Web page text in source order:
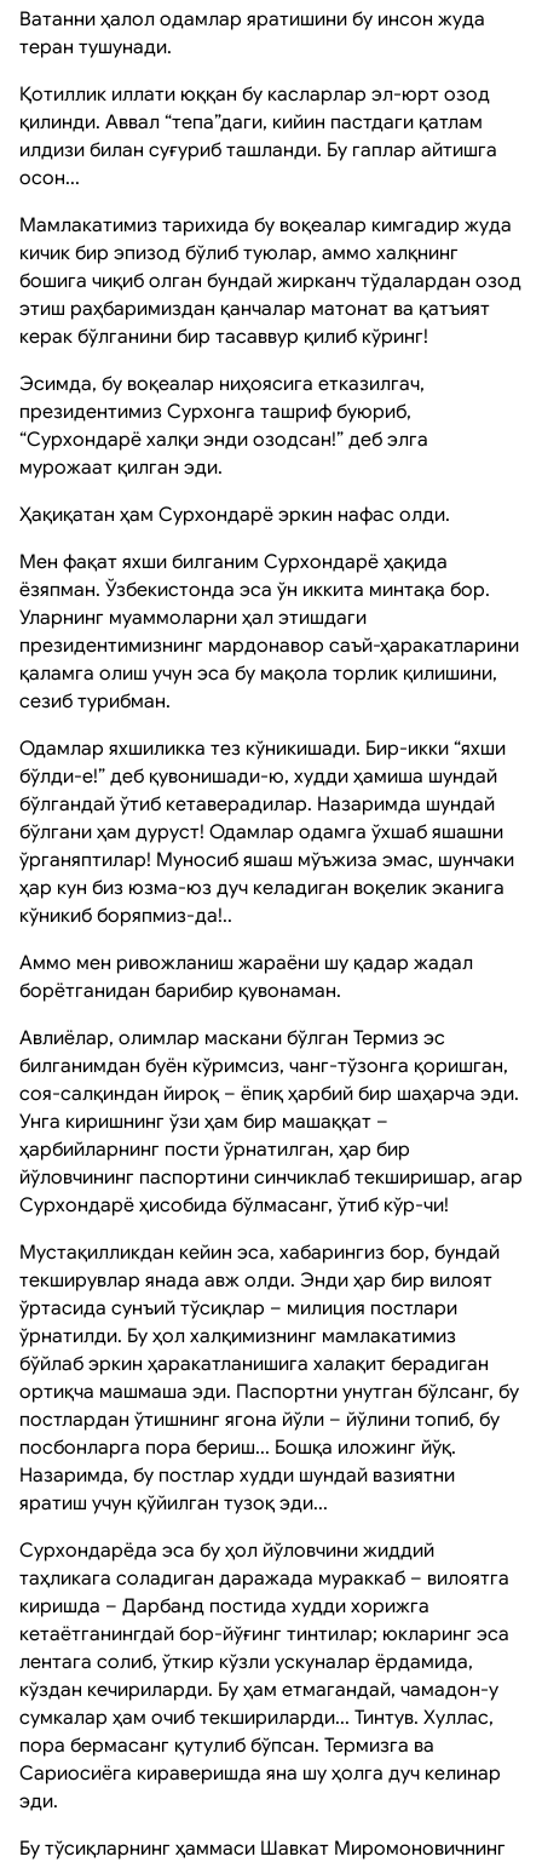
Ватанни ҳалол одамлар яратишини бу инсон жуда
теран тушунади.
Қотиллик иллати юққан бу касларлар эл-юрт озод
қилинди. Аввал “тепа”даги, кийин пастдаги қатлам
илдизи билан суғуриб ташланди. Бу гаплар айтишга
осон...
Мамлакатимиз тарихида бу воқеалар кимгадир жуда
кичик бир эпизод бўлиб туюлар, аммо халқнинг
бошига чиқиб олган бундай жирканч тўдалардан озод
этиш раҳбаримиздан қанчалар матонат ва қатъият
керак бўлганини бир тасаввур қилиб кўринг!
Эсимда, бу воқеалар ниҳоясига етказилгач,
президентимиз Сурхонга ташриф буюриб,
“Сурхондарё халқи энди озодсан!” деб элга
мурожаат қилган эди.
Ҳақиқатан ҳам Сурхондарё эркин нафас олди.
Мен фақат яхши билганим Сурхондарё ҳақида
ёзяпман. Ўзбекистонда эса ўн иккита минтақа бор.
Уларнинг муаммоларни ҳал этишдаги
президентимизнинг мардонавор саъй-ҳаракатларини
қаламга олиш учун эса бу мақола торлик қилишини,
сезиб турибман.
Одамлар яхшиликка тез кўникишади. Бир-икки “яхши
бўлди-е!” деб қувонишади-ю, худди ҳамиша шундай
бўлгандай ўтиб кетаверадилар. Назаримда шундай
бўлгани ҳам дуруст! Одамлар одамга ўхшаб яшашни
ўрганяптилар! Муносиб яшаш мўъжиза эмас, шунчаки
ҳар кун биз юзма-юз дуч келадиган воқелик эканига
кўникиб боряпмиз-да!..
Аммо мен ривожланиш жараёни шу қадар жадал
борётганидан барибир қувонаман.
Авлиёлар, олимлар маскани бўлган Термиз эс
билганимдан буён кўримсиз, чанг-тўзонга қоришган,
соя-салқиндан йироқ – ёпиқ ҳарбий бир шаҳарча эди.
Унга киришнинг ўзи ҳам бир машаққат –
ҳарбийларнинг пости ўрнатилган, ҳар бир
йўловчининг паспортини синчиклаб текширишар, агар
Сурхондарё ҳисобида бўлмасанг, ўтиб кўр-чи!
Мустақилликдан кейин эса, хабарингиз бор, бундай
текширувлар янада авж олди. Энди ҳар бир вилоят
ўртасида сунъий тўсиқлар – милиция постлари
ўрнатилди. Бу ҳол халқимизнинг мамлакатимиз
бўйлаб эркин ҳаракатланишига халақит берадиган
ортиқча машмаша эди. Паспортни унутган бўлсанг, бу
постлардан ўтишнинг ягона йўли – йўлини топиб, бу
посбонларга пора бериш... Бошқа иложинг йўқ.
Назаримда, бу постлар худди шундай вазиятни
яратиш учун қўйилган тузоқ эди...
Сурхондарёда эса бу ҳол йўловчини жиддий
таҳликага соладиган даражада мураккаб ­– вилоятга
киришда – Дарбанд постида худди хорижга
кетаётганингдай бор-йўғинг тинтилар; юкларинг эса
лентага солиб, ўткир кўзли ускуналар ёрдамида,
кўздан кечириларди. Бу ҳам етмагандай, чамадон-у
сумкалар ҳам очиб текшириларди... Тинтув. Хуллас,
пора бермасанг қутулиб бўпсан. Термизга ва
Сариосиёга кираверишда яна шу ҳолга дуч келинар
эди.
Бу тўсиқларнинг ҳаммаси Шавкат Миромоновичнинг